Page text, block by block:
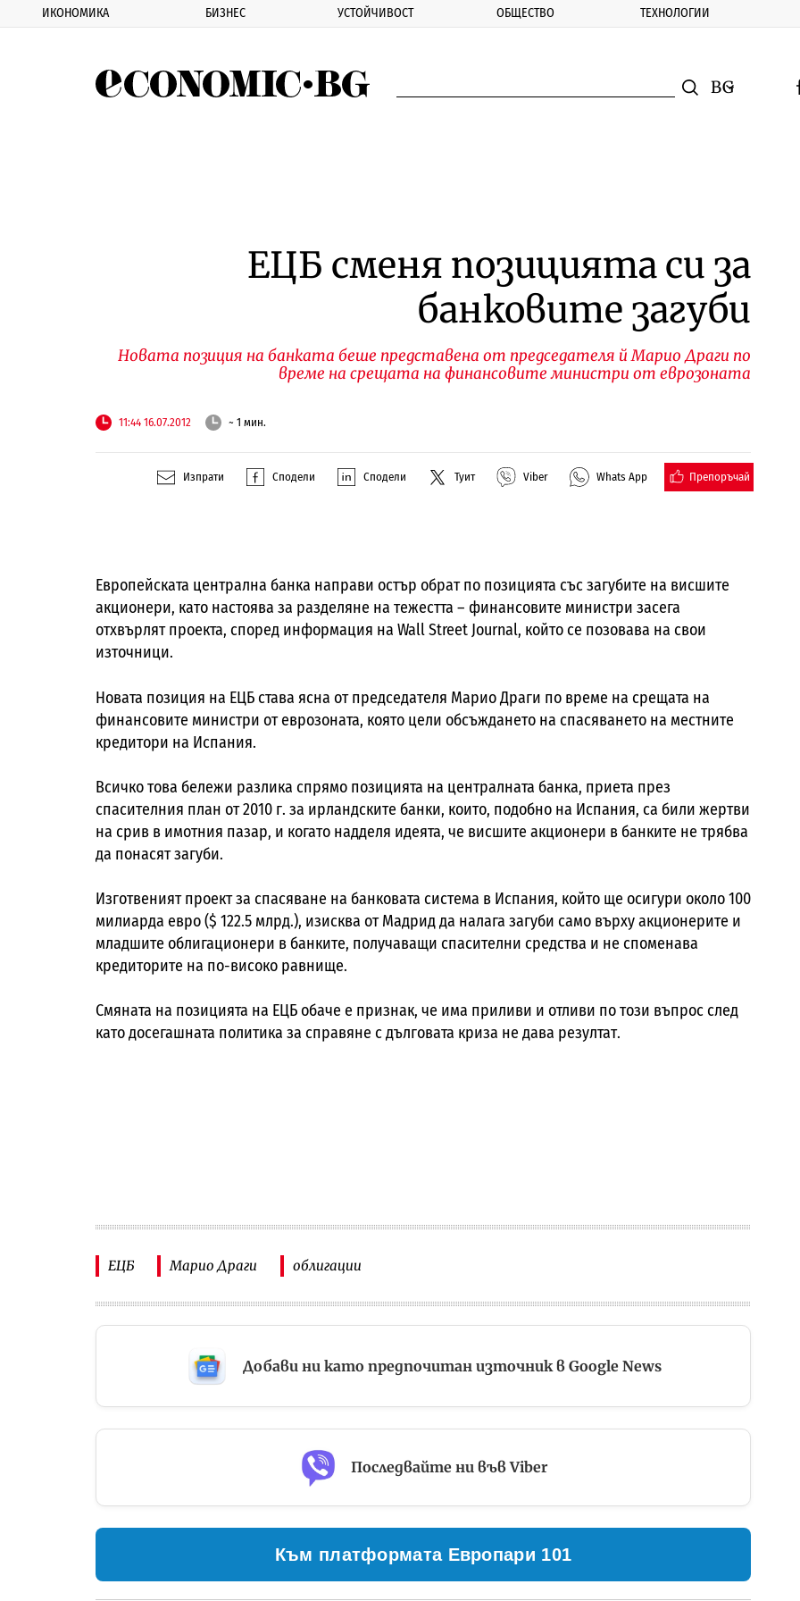
ИКОНОМИКА БИЗНЕС УСТОЙЧИВОСТ ОБЩЕСТВО ТЕХНОЛОГИИ
Смяна на
ЕЦБ сменя позицията си за
банковите загуби
Новата позиция на банката беше представена от председателя й Марио Драги по
време на срещата на финансовите министри от еврозоната
11:44 16.07.2012 ~ 1 мин.
Изпрати Сподели Сподели Туит Viber Whats App Препоръчай
Европейската централна банка направи остър обрат по позицията със загубите на висшите
акционери, като настоява за разделяне на тежестта – финансовите министри засега
отхвърлят проекта, според информация на Wall Street Journal, който се позовава на свои
източници.
Новата позиция на ЕЦБ става ясна от председателя Марио Драги по време на срещата на
финансовите министри от еврозоната, която цели обсъждането на спасяването на местните
кредитори на Испания.
Всичко това бележи разлика спрямо позицията на централната банка, приета през
спасителния план от 2010 г. за ирландските банки, които, подобно на Испания, са били жертви
на срив в имотния пазар, и когато надделя идеята, че висшите акционери в банките не трябва
да понасят загуби.
Изготвеният проект за спасяване на банковата система в Испания, който ще осигури около 100
милиарда евро ($ 122.5 млрд.), изисква от Мадрид да налага загуби само върху акционерите и
младшите облигационери в банките, получаващи спасителни средства и не споменава
кредиторите на по-високо равнище.
Смяната на позицията на ЕЦБ обаче е признак, че има приливи и отливи по този въпрос след
като досегашната политика за справяне с дълговата криза не дава резултат.
ЕЦБ Марио Драги облигации
Добави ни като предпочитан източник в Google News
Последвайте ни във Viber
Към платформата Европари 101